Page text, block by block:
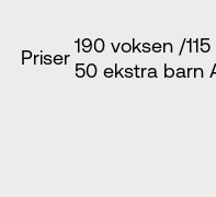
Priser
190 voksen /
50 ekstra barn